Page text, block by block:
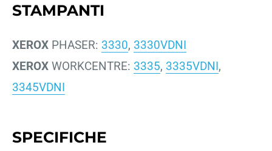
STAMPANTI
XEROX PHASER: 3330, 3330VDNI
XEROX WORKCENTRE: 3335, 3335VDNI,
3345VDNI
SPECIFICHE